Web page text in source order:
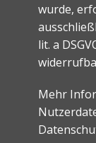
wurde,
lit. a
Mehr